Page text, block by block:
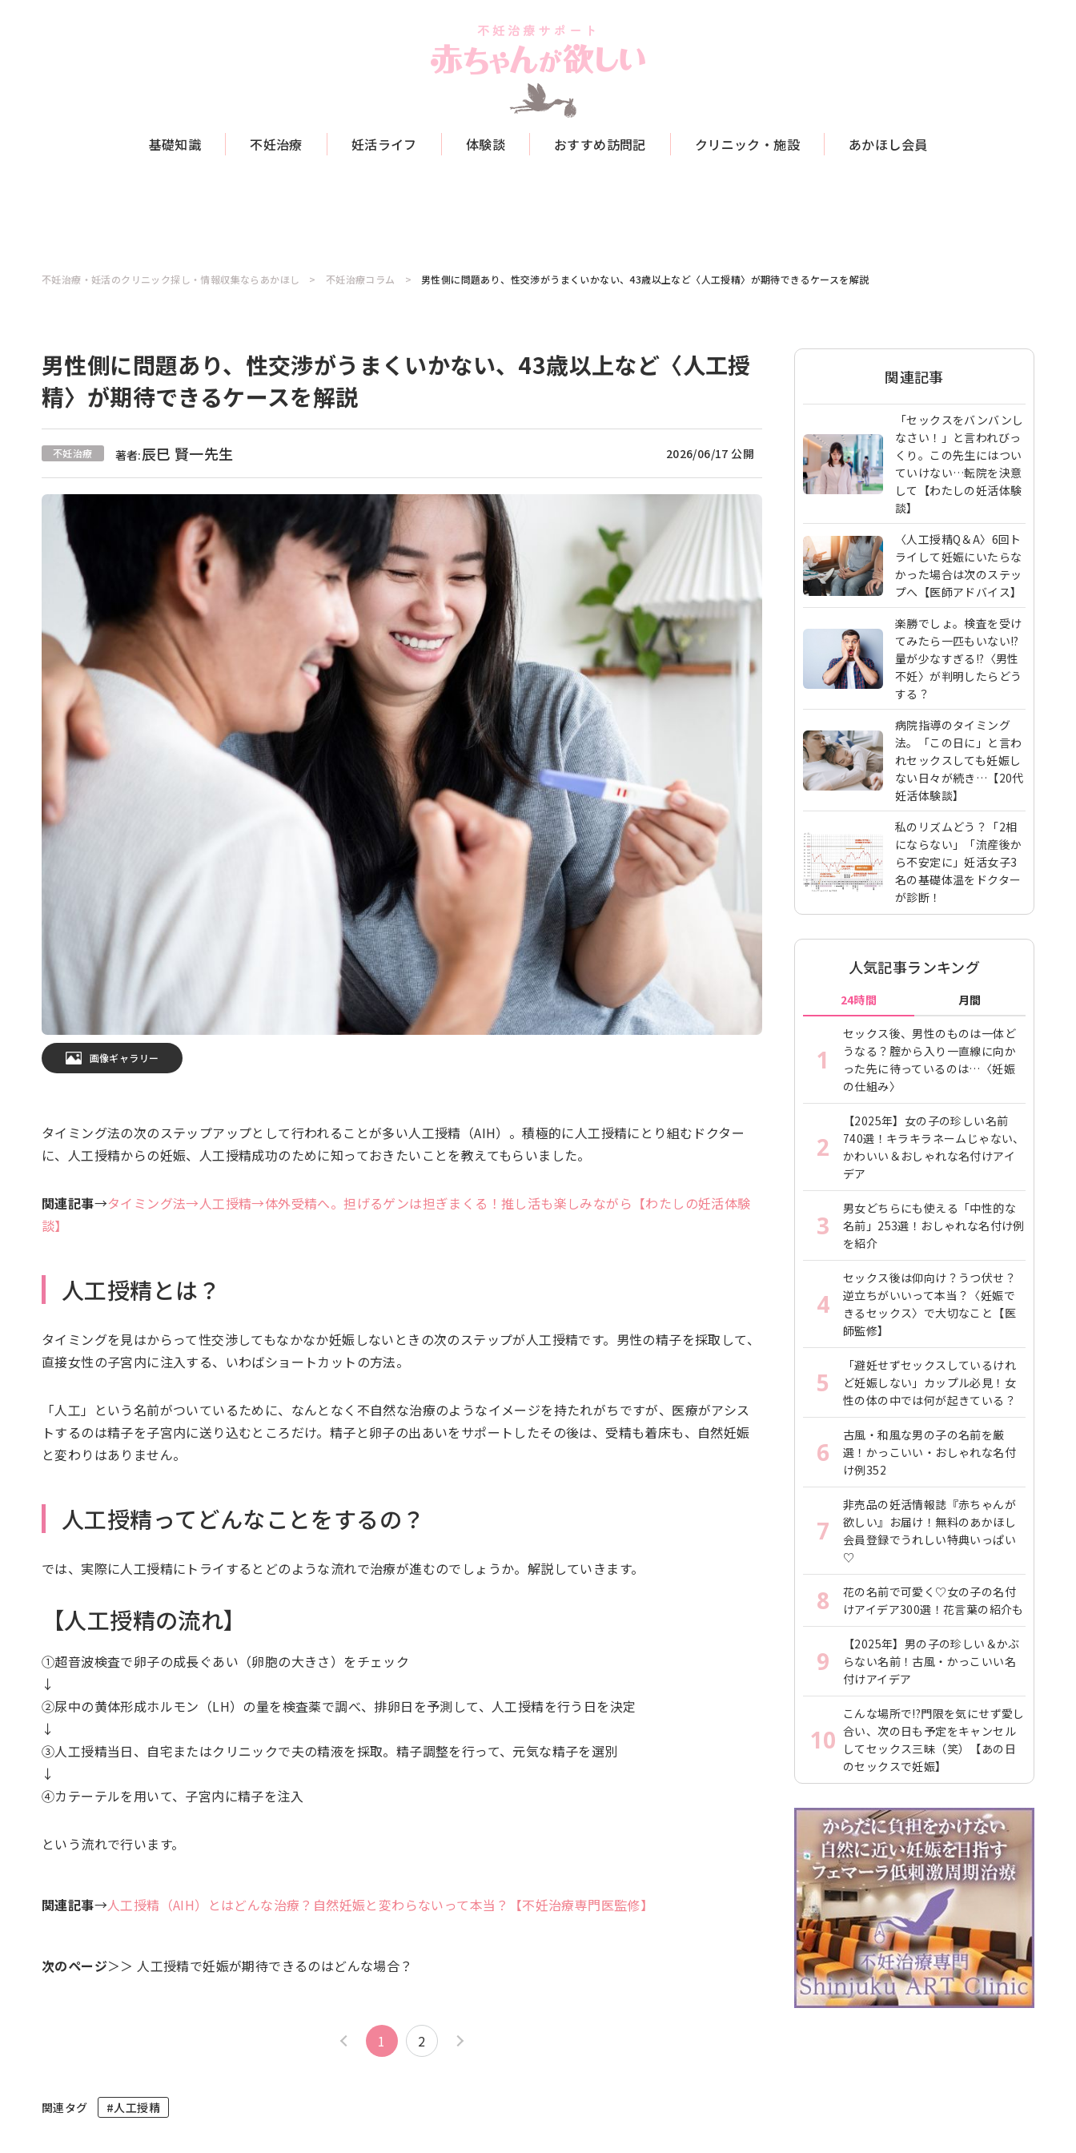
基礎知識 不妊治療 妊活ライフ 体験談 おすすめ訪問記 クリニック・施設 あかほし会員
不妊治療・妊活のクリニック探し・情報収集ならあかほし 不妊治療コラム 男性側に問題あり、性交渉がうまくいかない、43歳以上など〈人工授精〉が期待できるケースを解説
男性側に問題あり、性交渉がうまくいかない、43歳以上など〈人工授
精〉が期待できるケースを解説
不妊治療 著者:辰巳 賢一先生 2026/06/17 公開
画像ギャラリー
タイミング法の次のステップアップとして行われることが多い人工授精（AIH）。積極的に人工授精にとり組むドクター
に、人工授精からの妊娠、人工授精成功のために知っておきたいことを教えてもらいました。
関連記事→タイミング法→人工授精→体外受精へ。担げるゲンは担ぎまくる！推し活も楽しみながら【わたしの妊活体験
談】
人工授精とは？
タイミングを見はからって性交渉してもなかなか妊娠しないときの次のステップが人工授精です。男性の精子を採取して、
直接女性の子宮内に注入する、いわばショートカットの方法。
「人工」という名前がついているために、なんとなく不自然な治療のようなイメージを持たれがちですが、医療がアシス
トするのは精子を子宮内に送り込むところだけ。精子と卵子の出あいをサポートしたその後は、受精も着床も、自然妊娠
と変わりはありません。
人工授精ってどんなことをするの？
では、実際に人工授精にトライするとどのような流れで治療が進むのでしょうか。解説していきます。
【人工授精の流れ】
①超音波検査で卵子の成長ぐあい（卵胞の大きさ）をチェック
↓
②尿中の黄体形成ホルモン（LH）の量を検査薬で調べ、排卵日を予測して、人工授精を行う日を決定
↓
③人工授精当日、自宅またはクリニックで夫の精液を採取。精子調整を行って、元気な精子を選別
↓
④カテーテルを用いて、子宮内に精子を注入
という流れで行います。
関連記事→人工授精（AIH）とはどんな治療？自然妊娠と変わらないって本当？【不妊治療専門医監修】
次のページ＞＞ 人工授精で妊娠が期待できるのはどんな場合？
1 2
関連タグ #人工授精
関連記事
「セックスをバンバンし
なさい！」と言われびっ
くり。この先生にはつい
ていけない…転院を決意
して【わたしの妊活体験
談】
〈人工授精Q＆A〉6回ト
ライして妊娠にいたらな
かった場合は次のステッ
プへ【医師アドバイス】
楽勝でしょ。検査を受け
てみたら一匹もいない!?
量が少なすぎる!?〈男性
不妊〉が判明したらどう
する？
病院指導のタイミング
法。「この日に」と言わ
れセックスしても妊娠し
ない日々が続き…【20代
妊活体験談】
私のリズムどう？「2相
にならない」「流産後か
ら不安定に」妊活女子3
名の基礎体温をドクター
が診断！
人気記事ランキング
24時間 月間
1
セックス後、男性のものは一体ど
うなる？腟から入り一直線に向か
った先に待っているのは…〈妊娠
の仕組み〉
2
【2025年】女の子の珍しい名前
740選！キラキラネームじゃない、
かわいい＆おしゃれな名付けアイ
デア
3
男女どちらにも使える「中性的な
名前」253選！おしゃれな名付け例
を紹介
4
セックス後は仰向け？うつ伏せ？
逆立ちがいいって本当？〈妊娠で
きるセックス〉で大切なこと【医
師監修】
5
「避妊せずセックスしているけれ
ど妊娠しない」カップル必見！女
性の体の中では何が起きている？
6
古風・和風な男の子の名前を厳
選！かっこいい・おしゃれな名付
け例352
7
非売品の妊活情報誌『赤ちゃんが
欲しい』お届け！無料のあかほし
会員登録でうれしい特典いっぱい
♡
8
花の名前で可愛く♡女の子の名付
けアイデア300選！花言葉の紹介も
9
【2025年】男の子の珍しい＆かぶ
らない名前！古風・かっこいい名
付けアイデア
10
こんな場所で!?門限を気にせず愛し
合い、次の日も予定をキャンセル
してセックス三昧（笑）【あの日
のセックスで妊娠】